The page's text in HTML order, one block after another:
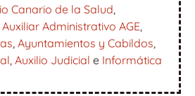
Canario de la Salud
Auxiliar Administrativo AGE
Ayuntamientos y Cabildos
Auxilio Judicial e Informática